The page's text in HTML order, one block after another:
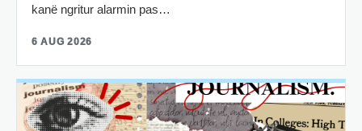
kanë ngritur alarmin pas…
6 AUG 2026